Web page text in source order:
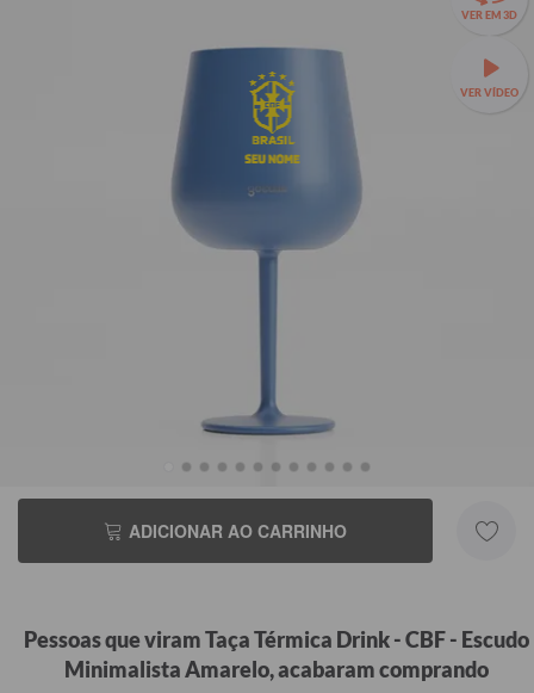
VER EM 3D
VER VÍDEO
SEU NOME
26% OFF
3x de R$56,63 sem juros
Taça Térmica Drink a partir de R$149,90!
design moderno e ideal para drinks, vinhos e coquetéis.
ADICIONAR AO CARRINHO
Pessoas que viram Taça Térmica Drink - CBF - Escudo
Minimalista Amarelo, acabaram comprando